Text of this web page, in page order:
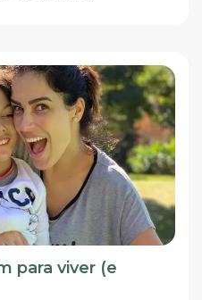
para viver (e